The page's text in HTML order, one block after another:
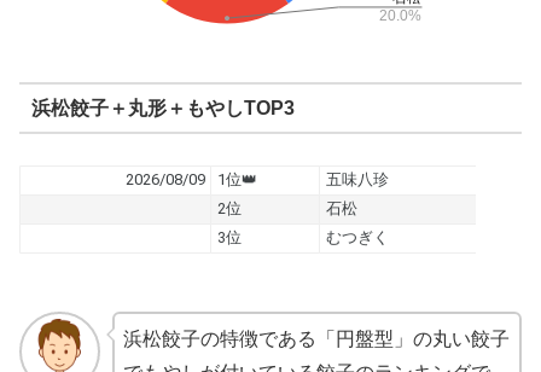
浜松餃子＋丸形＋もやしTOP3
浜松餃子の特徴である「円盤型」の丸い餃子